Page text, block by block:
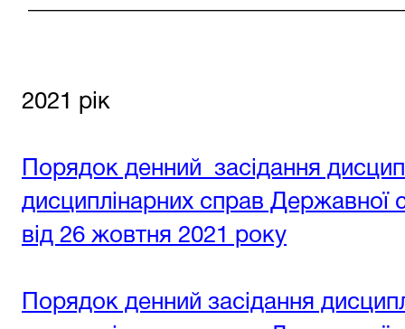
2021 рік
Порядок денний засідання
дисциплінарних справ Державної
від 26 жовтня 2021 року
Порядок денний засідання